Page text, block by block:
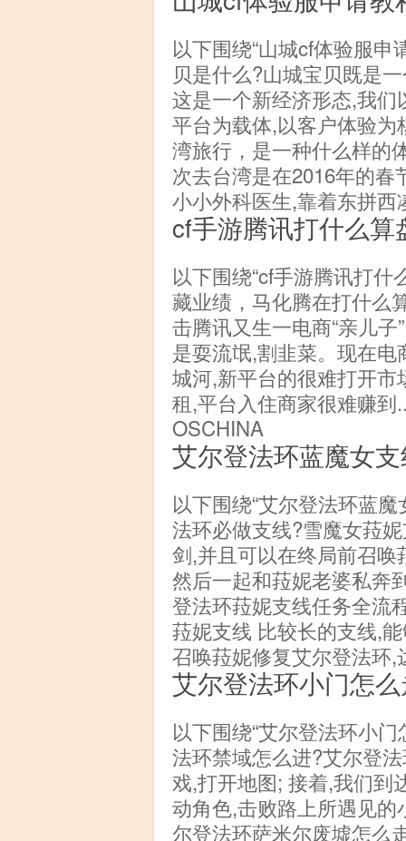
以下围绕“山城cf体验服申
贝是什么?山城宝贝既是
这是一个新经济形态,我
平台为载体,以客户体验
湾旅行，是一种什么样的
次去台湾是在2016年的
小小外科医生,靠着东拼西
cf手游腾讯打什么算
以下围绕“cf手游腾讯打什
藏业绩，马化腾在打什么
击腾讯又生一电商“亲儿
是耍流氓,割韭菜。现在
城河,新平台的很难打开
租,平台入住商家很难赚
OSCHINA
艾尔登法环蓝魔女
以下围绕“艾尔登法环蓝
法环必做支线?雪魔女菈
剑,并且可以在终局前召
然后一起和菈妮老婆私奔
登法环菈妮支线任务全流
菈妮支线 比较长的支线,
召唤菈妮修复艾尔登法环,
艾尔登法环小门怎
以下围绕“艾尔登法环小
法环禁域怎么进?艾尔登
戏,打开地图; 接着,我们到
动角色,击败路上所遇见
尔登法环萨米尔废墟怎么